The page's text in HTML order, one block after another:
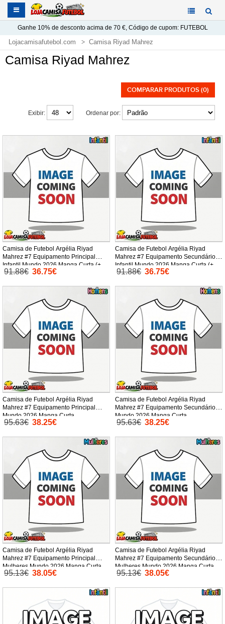
Ganhe 10%de desconto acima de 70 €, Código de cupom: FUTEBOL
Lojacamisafutebol.com Camisa Riyad Mahrez
Camisa Riyad Mahrez
COMPARAR PRODUTOS (0)
Ordenar por:
Exibir:
Camisa de Futebol Argélia Riyad
Mahrez #7 Equipamento Principal
Infantil Mundo 2026 Manga Curta (+
Calças curtas)
91.88€ 36.75€
Camisa de Futebol Argélia Riyad
Mahrez #7 Equipamento Secundário
Infantil Mundo 2026 Manga Curta (+
Calças curtas)
91.88€ 36.75€
Camisa de Futebol Argélia Riyad
Mahrez #7 Equipamento Principal
Mundo 2026 Manga Curta
95.63€ 38.25€
Camisa de Futebol Argélia Riyad
Mahrez #7 Equipamento Secundário
Mundo 2026 Manga Curta
95.63€ 38.25€
Camisa de Futebol Argélia Riyad
Mahrez #7 Equipamento Principal
Mulheres Mundo 2026 Manga Curta
95.13€ 38.05€
Camisa de Futebol Argélia Riyad
Mahrez #7 Equipamento Secundário
Mulheres Mundo 2026 Manga Curta
95.13€ 38.05€